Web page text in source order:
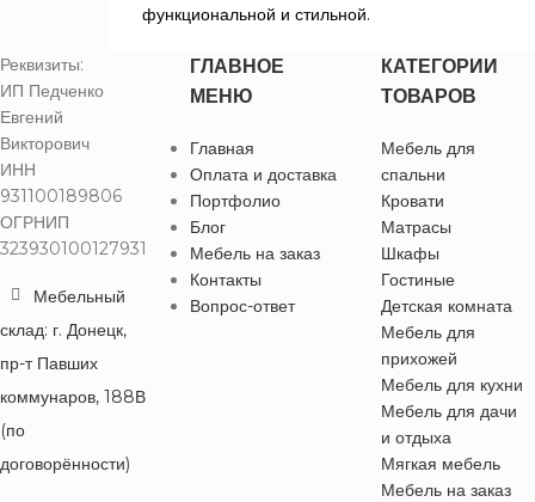
функциональной и стильной.
Реквизиты:
ИП Педченко
Евгений
Викторович
ИНН
931100189806
ОГРНИП
323930100127931
Мебельный
склад: г. Донецк,
пр-т Павших
коммунаров, 188В
(по
договорённости)
ГЛАВНОЕ
МЕНЮ
Главная
Оплата и доставка
Портфолио
Блог
Мебель на заказ
Контакты
Вопрос-ответ
КАТЕГОРИИ
ТОВАРОВ
Мебель для
спальни
Кровати
Матрасы
Шкафы
Гостиные
Детская комната
Мебель для
прихожей
Мебель для кухни
Мебель для дачи
и отдыха
Мягкая мебель
Мебель на заказ